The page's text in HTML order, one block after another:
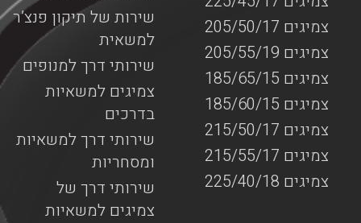
שירות של תיקון פנצ’ר
למשאית
שירותי דרך למנופים
צמיגים למשאיות
בדרכים
שירותי דרך למשאיות
ומסחריות
שירותי דרך של
צמיגים למשאיות
צמיגים 205/50/17
צמיגים 205/55/19
צמיגים 185/65/15
צמיגים 185/60/15
צמיגים 215/50/17
צמיגים 215/55/17
צמיגים 225/40/18